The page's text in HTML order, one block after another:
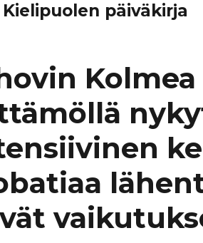
Kielipuolen päiväkirja